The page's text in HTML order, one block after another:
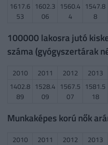
1617.6
53
1602.3
06
1560.4
4
1547.8
8
100000 lakosra jutó
száma (gyógyszertárak
2010 2011 2012 2013
1402.8
89
1528.4
09
1567.5
07
1581.5
18
Munkaképes korú nők
2010 2011 2012 2013